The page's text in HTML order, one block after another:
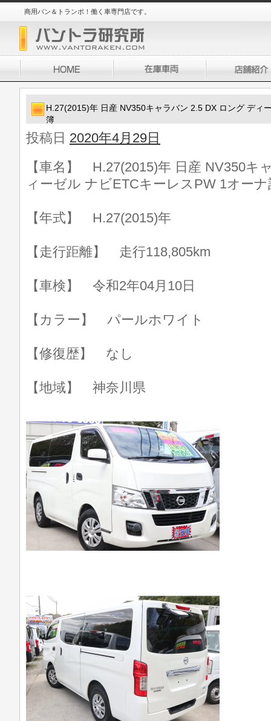
商用バン＆トランポ！働く車専門店です。
H.27(2015)年 日産 NV350キャラバン 2.5 DX ロング ディ
簿
投稿日 2020年4月29日
【車名】 H.27(2015)年 日産 NV350キ
ィーゼル ナビETCキーレスPW 1オーナ
【年式】 H.27(2015)年
【走行距離】 走行118,805km
【車検】 令和2年04月10日
【カラー】 パールホワイト
【修復歴】 なし
【地域】 神奈川県